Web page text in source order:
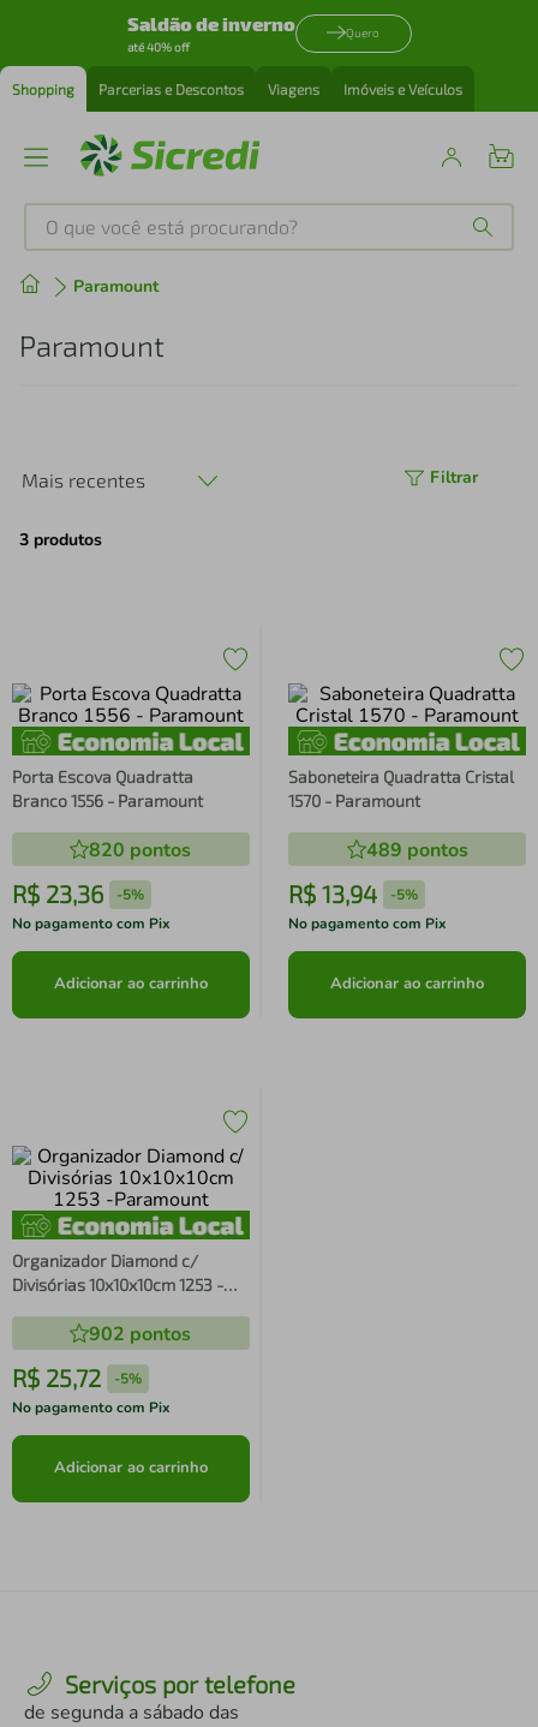
Saldão de inverno
até 40% off
Quero
Shopping Parcerias e Descontos Viagens Imóveis e Veículos
O que você está procurando?
Paramount
Paramount
Mais recentes Filtrar
3 produtos
Porta Escova Quadratta
Branco 1556 - Paramount
820 pontos
R$ 23,36 -5%
No pagamento com Pix
Adicionar ao carrinho
Saboneteira Quadratta Cristal
1570 - Paramount
489 pontos
R$ 13,94 -5%
No pagamento com Pix
Adicionar ao carrinho
Organizador Diamond c/
Divisórias 10x10x10cm 1253 -
902 pontos
R$ 25,72 -5%
No pagamento com Pix
Adicionar ao carrinho
Serviços por telefone
de segunda a sábado das
Produtos mais buscados
perfume
4º air fryer